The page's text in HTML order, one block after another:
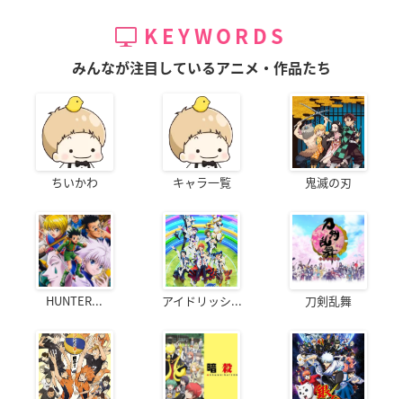
KEYWORDS
みんなが注目しているアニメ・作品たち
ちいかわ キャラ一覧 鬼滅の刃
HUNTER... アイドリッシ... 刀剣乱舞